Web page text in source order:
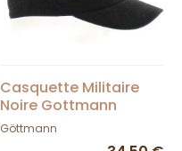
Casquette Militaire
Noire Gottmann
Göttmann